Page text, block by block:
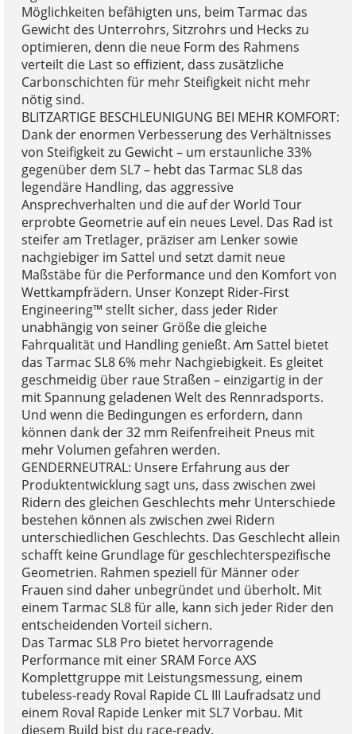
Möglichkeiten befähigten uns, beim Tarmac das
Gewicht des Unterrohrs, Sitzrohrs und Hecks zu
optimieren, denn die neue Form des Rahmens
verteilt die Last so effizient, dass zusätzliche
Carbonschichten für mehr Steifigkeit nicht mehr
nötig sind.
BLITZARTIGE BESCHLEUNIGUNG BEI MEHR KOMFORT:
Dank der enormen Verbesserung des Verhältnisses
von Steifigkeit zu Gewicht – um erstaunliche 33%
gegenüber dem SL7 – hebt das Tarmac SL8 das
legendäre Handling, das aggressive
Ansprechverhalten und die auf der World Tour
erprobte Geometrie auf ein neues Level. Das Rad ist
steifer am Tretlager, präziser am Lenker sowie
nachgiebiger im Sattel und setzt damit neue
Maßstäbe für die Performance und den Komfort von
Wettkampfrädern. Unser Konzept Rider-First
Engineering™ stellt sicher, dass jeder Rider
unabhängig von seiner Größe die gleiche
Fahrqualität und Handling genießt. Am Sattel bietet
das Tarmac SL8 6% mehr Nachgiebigkeit. Es gleitet
geschmeidig über raue Straßen – einzigartig in der
mit Spannung geladenen Welt des Rennradsports.
Und wenn die Bedingungen es erfordern, dann
können dank der 32 mm Reifenfreiheit Pneus mit
mehr Volumen gefahren werden.
GENDERNEUTRAL: Unsere Erfahrung aus der
Produktentwicklung sagt uns, dass zwischen zwei
Ridern des gleichen Geschlechts mehr Unterschiede
bestehen können als zwischen zwei Ridern
unterschiedlichen Geschlechts. Das Geschlecht allein
schafft keine Grundlage für geschlechterspezifische
Geometrien. Rahmen speziell für Männer oder
Frauen sind daher unbegründet und überholt. Mit
einem Tarmac SL8 für alle, kann sich jeder Rider den
entscheidenden Vorteil sichern.
Das Tarmac SL8 Pro bietet hervorragende
Performance mit einer SRAM Force AXS
Komplettgruppe mit Leistungsmessung, einem
tubeless-ready Roval Rapide CL III Laufradsatz und
einem Roval Rapide Lenker mit SL7 Vorbau. Mit
diesem Build bist du race-ready.